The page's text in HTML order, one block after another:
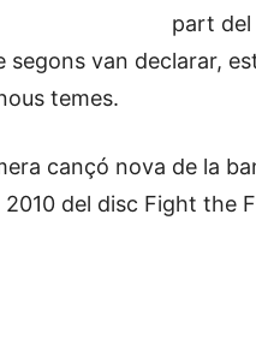
part del
segons van declarar,
temes.
cançó nova de la
2010 del disc Fight the